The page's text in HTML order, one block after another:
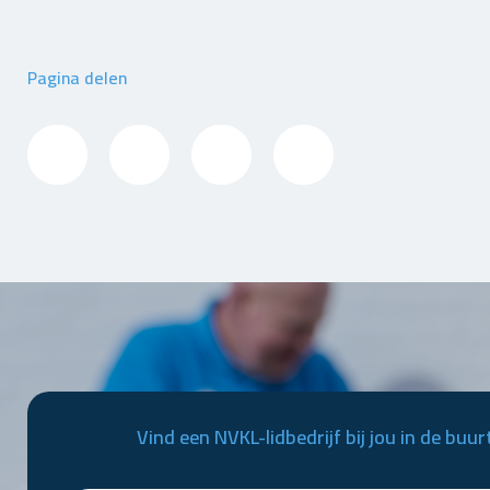
Pagina delen
Vind een NVKL-lidbedrijf bij jou in de